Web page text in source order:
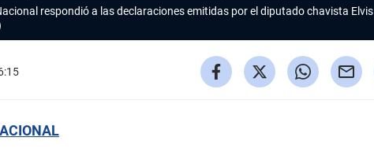
respondió a las declaraciones emitidas por el diputado chavista Elvis